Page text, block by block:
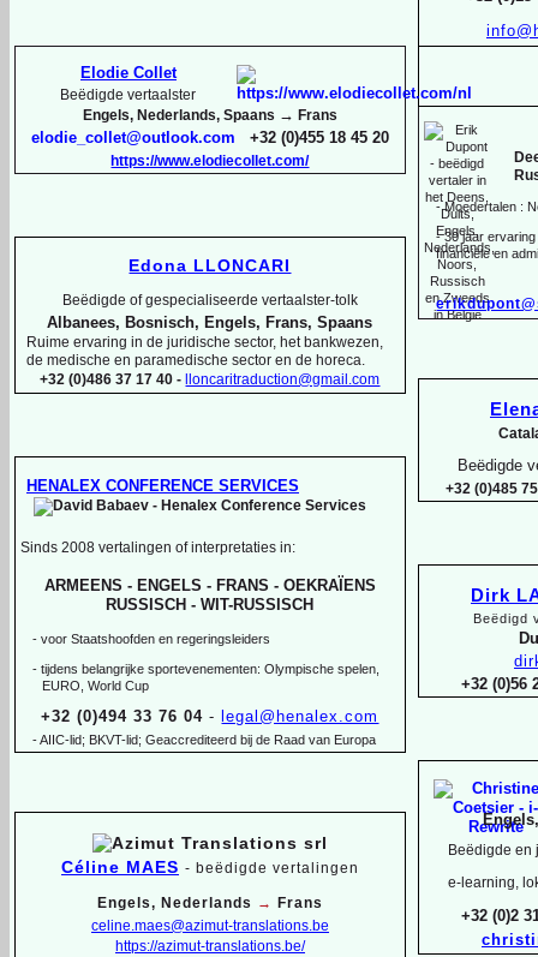
-Moedertalen :
-30 jaar ervaring
financiële en
Beëdigde
+32 (0)485
Dirk
Beëdigd
+32
Beëdigde en
e- learning,
+32 (0)2
Elodie Collet
Beëdigde vertaalster
Engels, Nederlands, Spaans → Frans
elodie_collet@outlook.com +32 (0)455 18 45 20
https://www.elodiecollet.com/
Edona LLONCARI
Beëdigde of gespecialiseerde vertaalster-tolk
Albanees, Bosnisch, Engels, Frans, Spaans
Ruime ervaring in de juridische sector, het bankwezen,
de medische en paramedische sector en de horeca.
+32 (0)486 37 17 40 -
lloncaritraduction@gmail.com
HENALEX CONFERENCE SERVICES
Sinds 2008 vertalingen of interpretaties in:
ARMEENS - ENGELS - FRANS - OEKRAÏENS
RUSSISCH - WIT-RUSSISCH
- voor Staatshoofden en regeringsleiders
- tijdens belangrijke sportevenementen: Olympische spelen,
EURO, World Cup
+32 (0)494 33 76 04 - legal@henalex.com
-AIIC-lid; BKVT-lid; Geaccrediteerd bij de Raad van Europa
Céline MAES - beëdigde vertalingen
Engels, Nederlands → Frans
celine.maes@azimut-translations.be
https://azimut-translations.be/